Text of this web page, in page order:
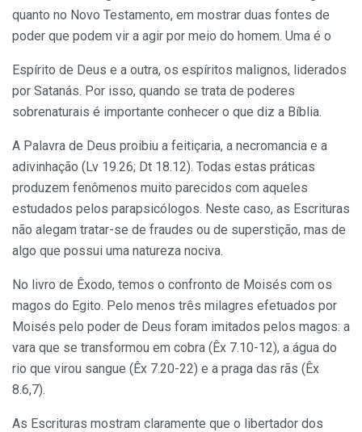
quanto no Novo Testamento, em mostrar duas fontes de
poder que podem vir a agir por meio do homem. Uma é o
Espírito de Deus e a outra, os espíritos malignos, liderados
por Satanás. Por isso, quando se trata de poderes
sobrenaturais é importante conhecer o que diz a Bíblia.
A Palavra de Deus proibiu a feitiçaria, a necromancia e a
adivinhação (Lv 19.26; Dt 18.12). Todas estas práticas
produzem fenômenos muito parecidos com aqueles
estudados pelos parapsicólogos. Neste caso, as Escrituras
não alegam tratar-se de fraudes ou de superstição, mas de
algo que possui uma natureza nociva.
No livro de Êxodo, temos o confronto de Moisés com os
magos do Egito. Pelo menos três milagres efetuados por
Moisés pelo poder de Deus foram imitados pelos magos: a
vara que se transformou em cobra (Êx 7.10-12), a água do
rio que virou sangue (Êx 7.20-22) e a praga das rãs (Êx
8.6,7).
As Escrituras mostram claramente que o libertador dos